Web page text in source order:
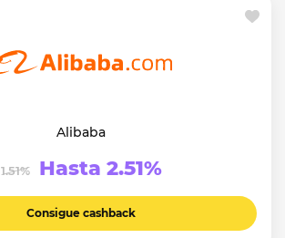
Alibaba
1.51% Hasta 2.51%
Consigue cashback